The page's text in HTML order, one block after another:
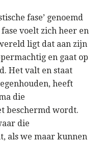
fase’ genoemd
voelt zich heer en
ligt dat aan zijn
en gaat op
Het valt en staat
heeft
die
beschermd wordt.
die
als we maar kunnen